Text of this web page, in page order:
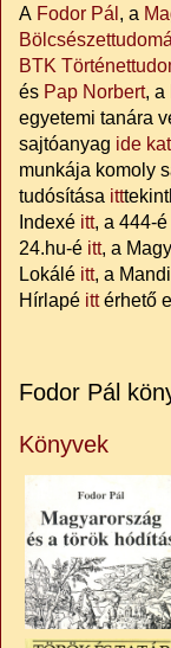
A Fodor Pál , a
BTK
és Pap Norbert, a
egyetemi tanára
sajtóanyag ide
munkája komoly
tudósítása itt
Indexé itt, a 444-é
24.hu-é itt, a
Lokálé itt, a
Hírlapé ittérhető
Fodor Pál
Könyvek